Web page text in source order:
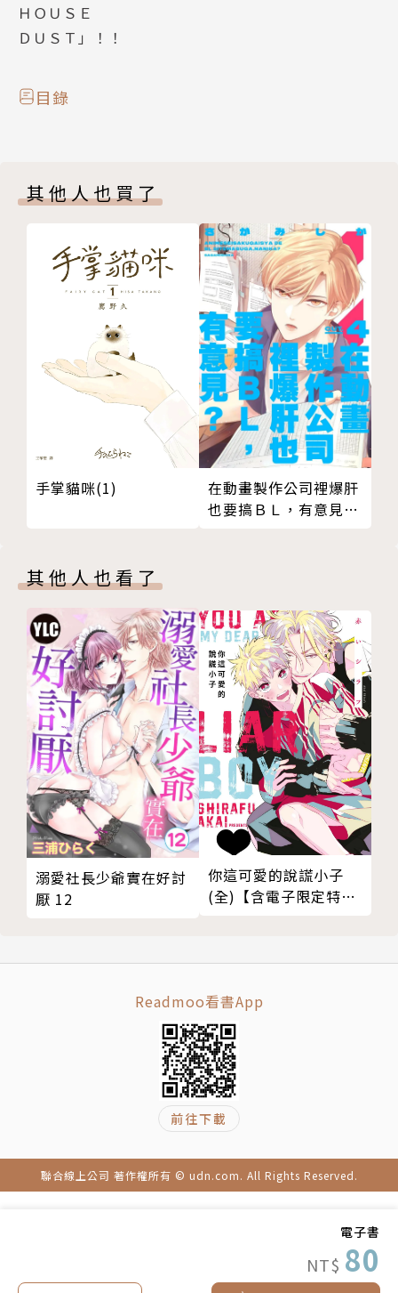
電子書
NT$ 80
ＨＯＵＳＥ
ＤＵＳＴ」！！
目錄
其他人也買了
手掌貓咪(1)
在動畫製作公司裡爆肝
也要搞ＢＬ，有意見？
其他人也看了
溺愛社長少爺實在好討
厭 12
你這可愛的說謊小子
(全)【含電子限定特
Readmoo看書App
前往下載
聯合線上公司 著作權所有 © udn.com. All Rights Reserved.